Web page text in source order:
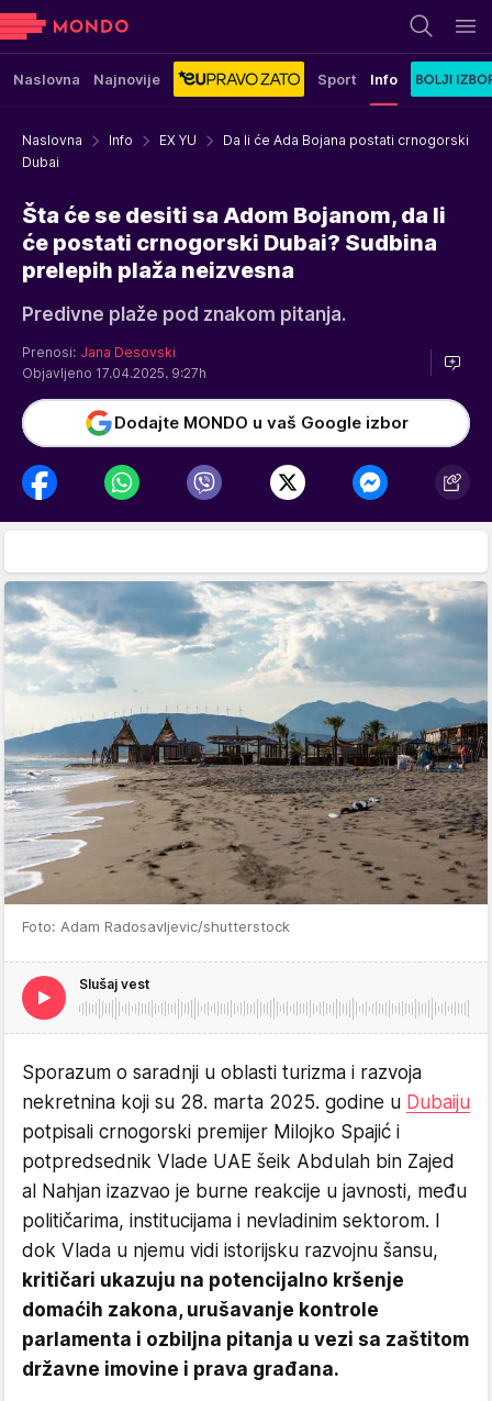
Naslovna Najnovije Sport Info
Naslovna Info EX YU
Da li će Ada Bojana postati crnogorski
Dubai
Šta će se desiti sa Adom Bojanom, da li
će postati crnogorski Dubai? Sudbina
prelepih plaža neizvesna
Predivne plaže pod znakom pitanja.
Prenosi: Jana Desovski
Objavljeno 17.04.2025. 9:27h
Dodajte MONDO u vaš Google izbor
Foto: Adam Radosavljevic/shutterstock
Slušaj vest
Sporazum o saradnji u oblasti turizma i razvoja
nekretnina koji su 28. marta 2025. godine u Dubaiju
potpisali crnogorski premijer Milojko Spajić i
potpredsednik Vlade UAE šeik Abdulah bin Zajed
al Nahjan izazvao je burne reakcije u javnosti, među
političarima, institucijama i nevladinim sektorom. I
dok Vlada u njemu vidi istorijsku razvojnu šansu,
kritičari ukazuju na potencijalno kršenje
domaćih zakona, urušavanje kontrole
parlamenta i ozbiljna pitanja u vezi sa zaštitom
državne imovine i prava građana.